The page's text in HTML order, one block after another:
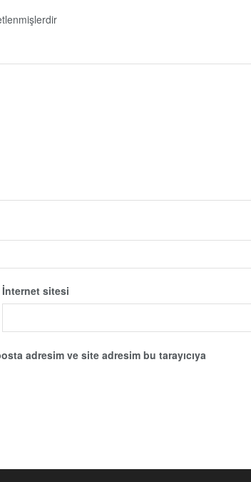
İnternet sitesi
adresim ve site adresim bu tarayıcıya